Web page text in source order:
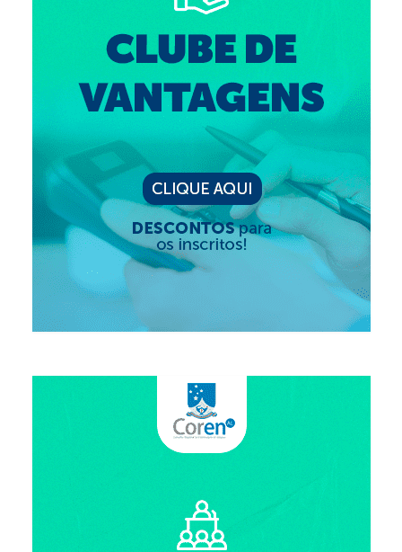
Eleições
Responsabilidade Técnica
Legislações
Decisões
Portarias
Resoluções
Desagravo Público
Processos Éticos
Suspensão do Exercício Profissional
Clube de Vantagens